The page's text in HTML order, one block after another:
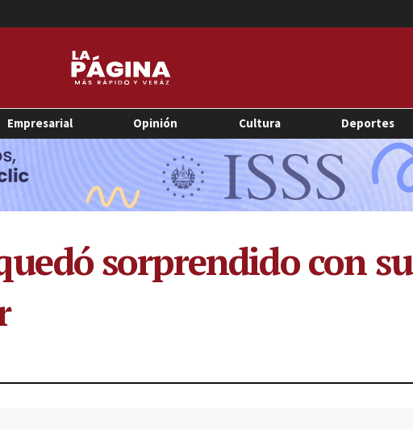
Empresarial Opinión Cultura Deportes
sorprendido con su